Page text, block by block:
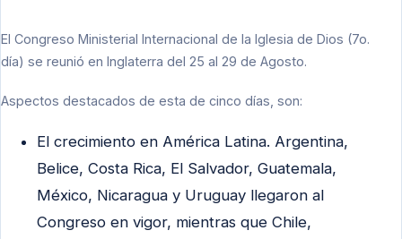
El Congreso Ministerial Internacional de la Iglesia de Dios (7o.
día) se reunió en Inglaterra del 25 al 29 de Agosto.
Aspectos destacados de esta de cinco días, son:
El crecimiento en América Latina. Argentina,
Belice, Costa Rica, El Salvador, Guatemala,
México, Nicaragua y Uruguay llegaron al
Congreso en vigor, mientras que Chile,